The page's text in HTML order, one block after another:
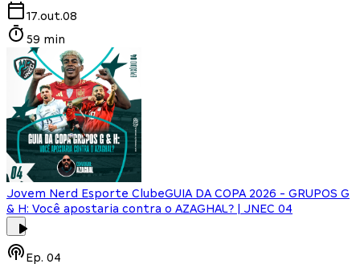
17.out.08
59 min
Jovem Nerd Esporte ClubeGUIA DA COPA 2026 - GRUPOS G
& H: Você apostaria contra o AZAGHAL? | JNEC 04
Ep. 04